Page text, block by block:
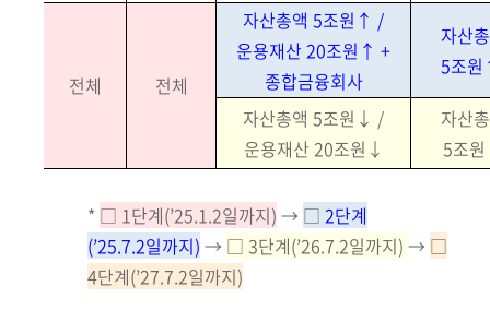
전체 전체
자산총액 5조원↑ /
운용재산 20조원↑ +
종합금융회사
자산
5조
자산총액 5조원↓ /
운용재산 20조원↓
자산
5조
* □ 1단계(’25.1.2일까지) → □ 2단계
(’25.7.2일까지) → □ 3단계(’26.7.2일까지) → □
4단계(’27.7.2일까지)